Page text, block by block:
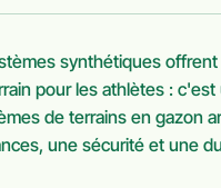
synthétiques
pour les athlètes : c'est
de terrains en gazon
une sécurité et une